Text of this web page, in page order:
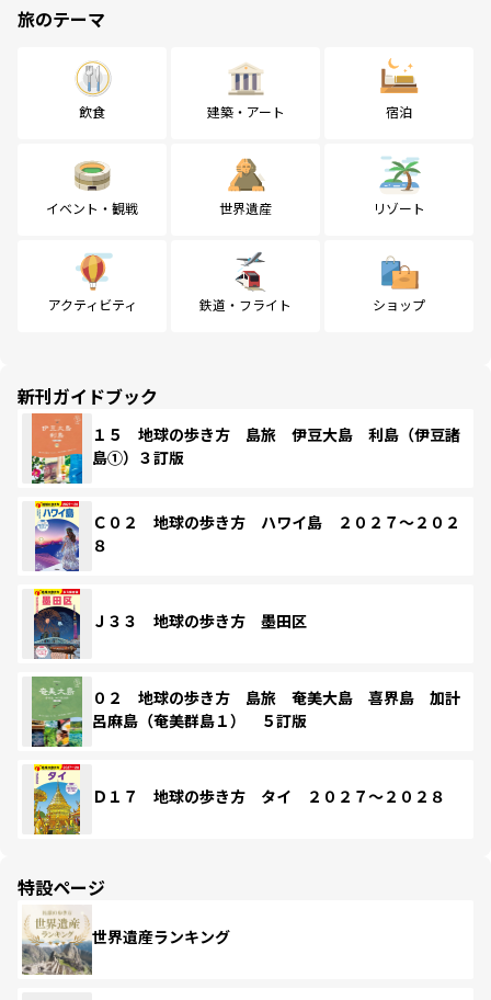
旅のテーマ
飲食 建築・アート 宿泊
イベント・観戦 世界遺産 リゾート
アクティビティ 鉄道・フライト ショップ
新刊ガイドブック
１５ 地球の歩き方 島旅 伊豆大島 利島（伊豆諸
島①）３訂版
Ｃ０２ 地球の歩き方 ハワイ島 ２０２７～２０２
８
Ｊ３３ 地球の歩き方 墨田区
０２ 地球の歩き方 島旅 奄美大島 喜界島 加計
呂麻島（奄美群島１） ５訂版
Ｄ１７ 地球の歩き方 タイ ２０２７～２０２８
特設ページ
世界遺産ランキング